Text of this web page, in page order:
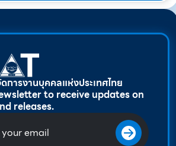
การงานบุคคลแห่งประเทศไทย
to receive updates on
releases.